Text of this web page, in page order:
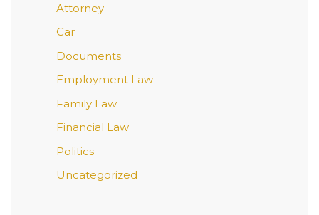
Attorney
Car
Documents
Employment Law
Family Law
Financial Law
Politics
Uncategorized